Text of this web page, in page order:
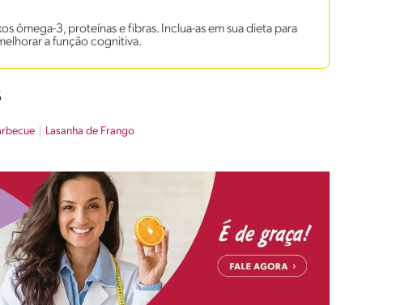
ômega-3, proteínas e fibras. Inclua-as em sua dieta para
a função cognitiva.
Lasanha de Frango